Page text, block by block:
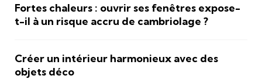
Fortes chaleurs : ouvrir ses fenêtres expose-
t-il à un risque accru de cambriolage ?
Créer un intérieur harmonieux avec des
objets déco